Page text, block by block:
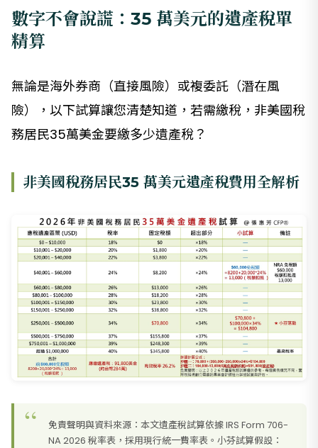
數字不會說謊：35 萬美元的遺產稅單
精算
無論是海外券商（直接風險）或複委託（潛在風
險），以下試算讓您清楚知道，若需繳稅，非美國稅
務居民35萬美金要繳多少遺產稅？
非美國稅務居民35 萬美元遺產稅費用全解析
免責聲明與資料來源：本文遺產稅試算依據 IRS Form 706-
NA 2026 稅率表，採用現行統一費率表。小芬試算假設：